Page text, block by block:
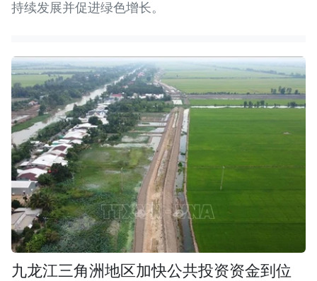
持续发展并促进绿色增长。
九龙江三角洲地区加快公共投资资金到位